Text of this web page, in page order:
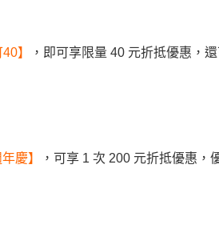
】
，即可享限量 40 元折抵優惠，
慶】
，可享 1 次 200 元折抵優惠，